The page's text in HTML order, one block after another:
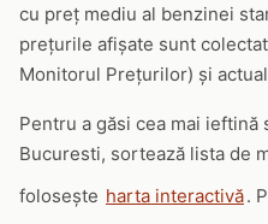
cu preț mediu al benzinei
prețurile afișate sunt
Monitorul Prețurilor) și
Pentru a găsi cea mai
Bucuresti, sortează lista de
folosește harta interactivă.